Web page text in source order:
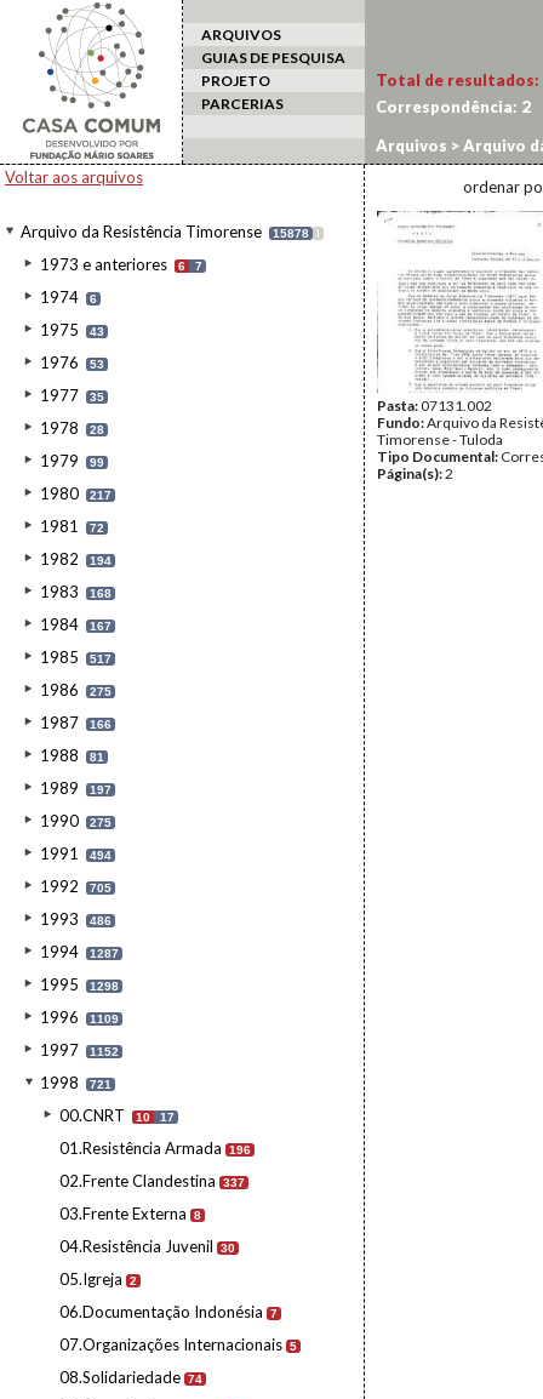
ARQUIVOS
GUIAS DE PESQUISA
PROJETO
PARCERIAS
Voltar aos arquivos
Arquivo da Resistência Timorense 15878 I
1973 e anteriores 6 7
1974 6
1975 43
1976 53
1977 35
1978 28
1979 99
1980 217
1981 72
1982 194
1983 168
1984 167
1985 517
1986 275
1987 166
1988 81
1989 197
1990 275
1991 494
1992 705
1993 486
1994 1287
1995 1298
1996 1109
1997 1152
1998 721
00.CNRT 10 17
01.Resistência Armada 196
02.Frente Clandestina 337
03.Frente Externa 8
04.Resistência Juvenil 30
05.Igreja 2
06.Documentação Indonésia 7
07.Organizações Internacionais 5
08.Solidariedade 74
Total de resultados:
Correspondência: 2
Arquivos >Arquivo
ordenar
Pasta:07131.002
Fundo:Arquivo da
Timorense - Tuloda
Tipo Documental:
Página(s):2